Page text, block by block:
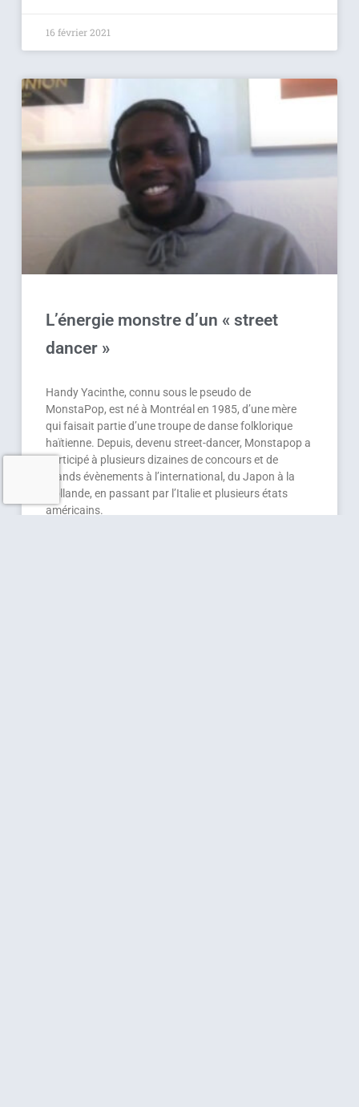
16 février 2021
L’énergie monstre d’un « street
dancer »
Handy Yacinthe, connu sous le pseudo de
MonstaPop, est né à Montréal en 1985, d’une mère
qui faisait partie d’une troupe de danse folklorique
haïtienne. Depuis, devenu street-dancer, Monstapop a
participé à plusieurs dizaines de concours et de
grands évènements à l’international, du Japon à la
Hollande, en passant par l’Italie et plusieurs états
américains.